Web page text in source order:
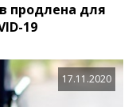
продлена для
19
17.11.2020